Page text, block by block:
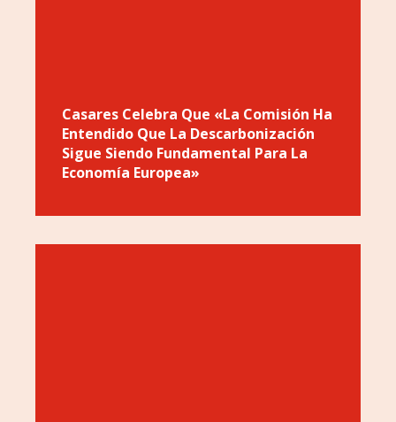
Casares Celebra Que «la Comisión Ha
Entendido Que La Descarbonización
Sigue Siendo Fundamental Para La
Economía Europea»